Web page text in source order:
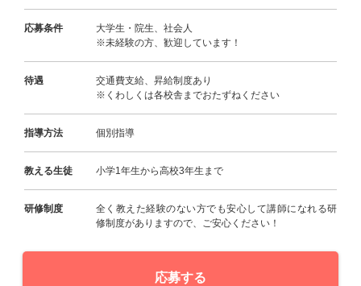
応募条件
大学生・院生、社会人
※未経験の方、歓迎しています！
待遇
交通費支給、昇給制度あり
※くわしくは各校舎までおたずねください
指導方法 個別指導
教える生徒 小学1年生から高校3年生まで
研修制度
全く教えた経験のない方でも安心して講師になれる研
修制度がありますので、ご安心ください！
応募する